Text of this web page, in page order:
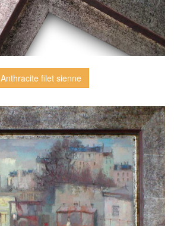
Anthracite filet sienne